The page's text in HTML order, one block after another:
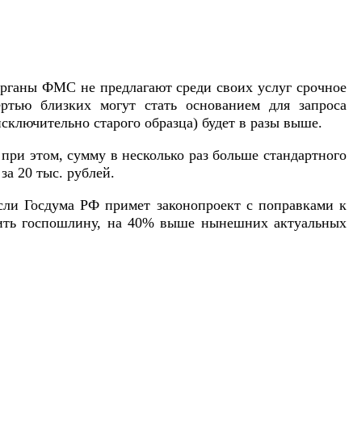
ФМС не предлагают среди своих услуг срочное
близких могут стать основанием для запроса
старого образца) будет в разы выше.
этом, сумму в несколько раз больше стандартного
20 тыс. рублей.
Госдума РФ примет законопроект с поправками к
госпошлину, на 40% выше нынешних актуальных